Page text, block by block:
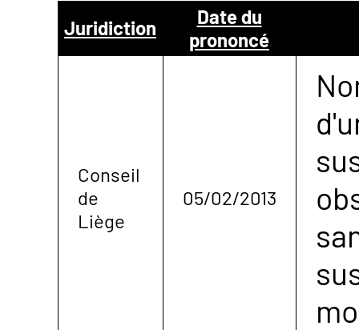
NOUS
CONTACTER
Juridiction
Date du
prononcé
Conseil
de
Liège
05/02/2013